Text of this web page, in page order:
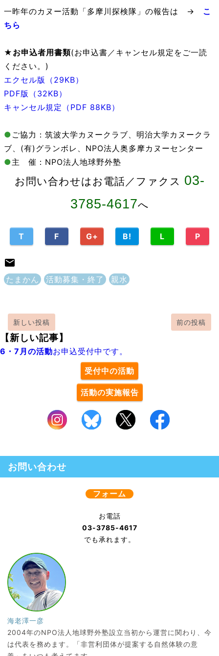
一昨年のカヌー活動「多摩川探検隊」の報告は → こ
ちら
★お申込者用書類(お申込書／キャンセル規定をご一読
ください。)
エクセル版（29KB）
PDF版（32KB）
キャンセル規定（PDF 88KB）
● ご協力：筑波大学カヌークラブ、明治大学カヌークラ
ブ、(有)グランボレ、NPO法人奥多摩カヌーセンター
●主 催：NPO法人地球野外塾
お問い合わせはお電話／ファクス 03-
3785-4617へ
T F G+ B! L P
たまかん 活動募集・終了 親水
新しい投稿 前の投稿
【新しい記事】
6・7月の活動お申込受付中です。
受付中の活動
活動の実施報告
お問い合わせ
フォーム
お電話
03-3785-4617
でも承れます。
海老澤一彦
2004年のNPO法人地球野外塾設立当初から運営に関わり、今
は代表を務めます。「非営利団体が提案する自然体験の意